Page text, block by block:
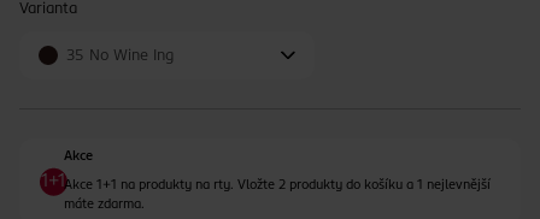
Varianta
35 No Wine Ing
Akce
Akce 1+1 na produkty na rty. Vložte 2 produkty do košíku a 1 nejlevnější
máte zdarma.